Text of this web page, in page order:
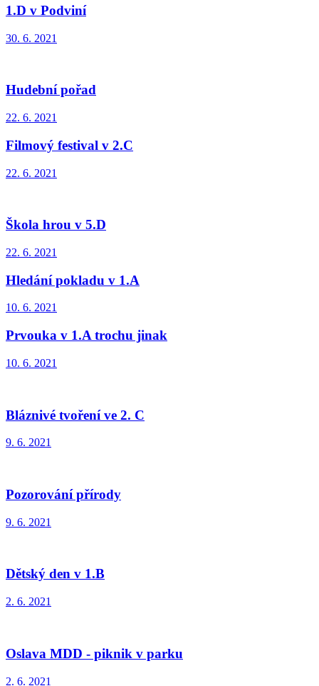
1.D v Podviní
30. 6. 2021
Hudební pořad
22. 6. 2021
Filmový festival v 2.C
22. 6. 2021
Škola hrou v 5.D
22. 6. 2021
Hledání pokladu v 1.A
10. 6. 2021
Prvouka v 1.A trochu jinak
10. 6. 2021
Bláznivé tvoření ve 2. C
9. 6. 2021
Pozorování přírody
9. 6. 2021
Dětský den v 1.B
2. 6. 2021
Oslava MDD - piknik v parku
2. 6. 2021